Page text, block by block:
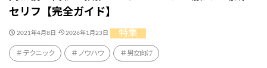
セリフ【完全ガイド】
2021年4月8日 2026年1月23日 特集
テクニック ノウハウ 男女向け